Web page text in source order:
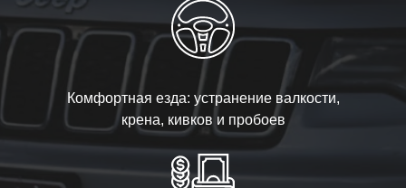
Комфортная езда: устранение валкости,
крена, кивков и пробоев